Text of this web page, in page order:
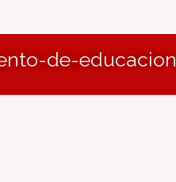
de-educacion